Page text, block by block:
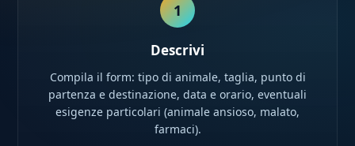
1
Descrivi
Compila il form: tipo di animale, taglia, punto di
partenza e destinazione, data e orario, eventuali
esigenze particolari (animale ansioso, malato,
farmaci).